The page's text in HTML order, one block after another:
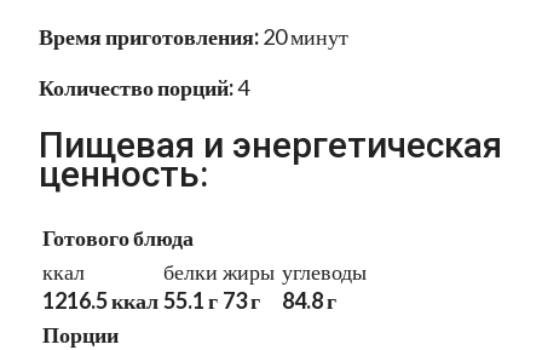
Время приготовления:20 минут
Количество порций:4
Пищевая и энергетическая
ценность:
Готового блюда
ккал
1216.5 ккал
белки
55.1 г
жиры
73 г
углеводы
84.8 г
Порции